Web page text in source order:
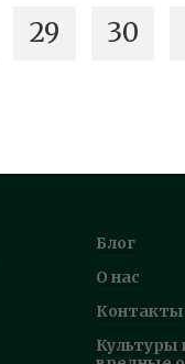
29 30
Блог
О нас
Контакты
Культуры